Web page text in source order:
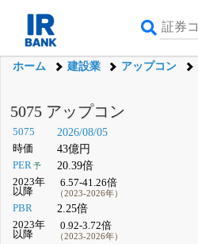
ホーム 建設業 アップコン
5075 アップコン
5075 2026/08/05
時価 43億円
PER予 20.39倍
2023年
以降
6.57-41.26倍
（2023-2026年）
PBR 2.25倍
2023年
以降
0.92-3.72倍
（2023-2026年）